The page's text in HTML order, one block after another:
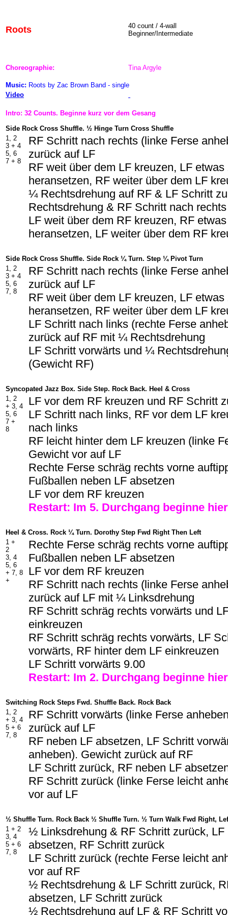
Roots
40 count / 4-wall
Beginner/Intermediate
Choreographie: Tina Argyle
Music: Roots by Zac Brown Band - single
Video
Intro: 32 Counts. Beginne kurz vor dem Gesang
Side Rock Cross Shuffle. ½ Hinge Turn Cross Shuffle
1, 2
3 + 4
5, 6
7 + 8
RF Schritt nach rechts (linke Ferse
zurück auf LF
RF weit über dem LF kreuzen, LF etwas
heransetzen, RF weiter über dem LF
¼ Rechtsdrehung auf RF & LF Schritt
Rechtsdrehung & RF Schritt nach rechts
LF weit über dem RF kreuzen, RF
heransetzen, LF weiter über dem RF
Side Rock Cross Shuffle. Side Rock ¼ Turn. Step ¼ Pivot Turn
1, 2
3 + 4
5, 6
7, 8
RF Schritt nach rechts (linke Ferse
zurück auf LF
RF weit über dem LF kreuzen, LF etwas
heransetzen, RF weiter über dem LF
LF Schritt nach links (rechte Ferse
zurück auf RF mit ¼ Rechtsdrehung
LF Schritt vorwärts und ¼
(Gewicht RF)
Syncopated Jazz Box. Side Step. Rock Back. Heel & Cross
1, 2
+ 3, 4
5, 6
7 +
8
LF vor dem RF kreuzen und RF Schritt
LF Schritt nach links, RF vor dem LF
nach links
RF leicht hinter dem LF kreuzen (linke
Gewicht vor auf LF
Rechte Ferse schräg rechts vorne
Fußballen neben LF absetzen
LF vor dem RF kreuzen
Restart: Im 5. Durchgang beginne
Heel & Cross. Rock ¼ Turn. Dorothy Step Fwd Right Then Left
1 +
2
3, 4
5, 6
+ 7, 8
+
Rechte Ferse schräg rechts vorne
Fußballen neben LF absetzen
LF vor dem RF kreuzen
RF Schritt nach rechts (linke Ferse
zurück auf LF mit ¼ Linksdrehung
RF Schritt schräg rechts vorwärts und
einkreuzen
RF Schritt schräg rechts vorwärts, LF
vorwärts, RF hinter dem LF einkreuzen
LF Schritt vorwärts 9.00
Restart: Im 2. Durchgang beginne
Switching Rock Steps Fwd. Shuffle Back. Rock Back
1, 2
+ 3, 4
5 + 6
7, 8
RF Schritt vorwärts (linke Ferse
zurück auf LF
RF neben LF absetzen, LF Schritt
anheben). Gewicht zurück auf RF
LF Schritt zurück, RF neben LF
RF Schritt zurück (linke Ferse leicht
vor auf LF
½ Shuffle Turn. Rock Back ½ Shuffle Turn. ½ Turn Walk Fwd Right,
1 + 2
3, 4
5 + 6
7, 8
½ Linksdrehung & RF Schritt zurück, LF
absetzen, RF Schritt zurück
LF Schritt zurück (rechte Ferse leicht
vor auf RF
½ Rechtsdrehung & LF Schritt zurück,
absetzen, LF Schritt zurück
½ Rechtsdrehung auf LF & RF Schritt